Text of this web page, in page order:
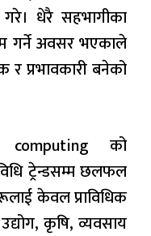
गरे। धेरै सहभागीका
गर्ने अवसर भएकाले
र प्रभावकारी बनेको
computing को
ट्रेन्डसम्म छलफल
केवल प्राविधिक
कृषि, व्यवसाय